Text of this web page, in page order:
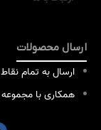
ارسال محصولات
ارسال به تمام نقاط
همکاری با